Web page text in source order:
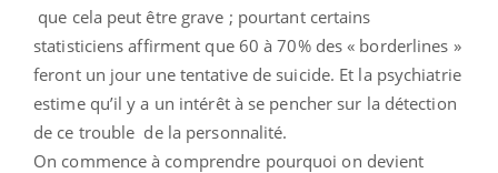
que cela peut être grave ; pourtant certains
statisticiens affirment que 60 à 70% des « borderlines »
feront un jour une tentative de suicide. Et la psychiatrie
estime qu’il y a un intérêt à se pencher sur la détection
de ce trouble de la personnalité.
On commence à comprendre pourquoi on devient